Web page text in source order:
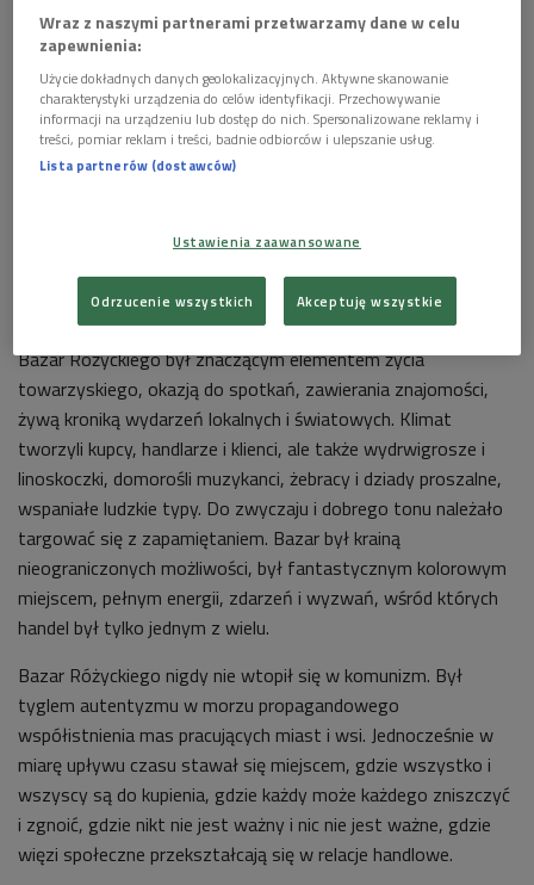
Kercelak - przedwojenny bazar na Woli
Bazar Różyckiego był znaczącym elementem życia
towarzyskiego, okazją do spotkań, zawierania znajomości,
żywą kroniką wydarzeń lokalnych i światowych. Klimat
tworzyli kupcy, handlarze i klienci, ale także wydrwigrosze i
linoskoczki, domorośli muzykanci, żebracy i dziady proszalne,
wspaniałe ludzkie typy. Do zwyczaju i dobrego tonu należało
targować się z zapamiętaniem. Bazar był krainą
nieograniczonych możliwości, był fantastycznym kolorowym
miejscem, pełnym energii, zdarzeń i wyzwań, wśród których
handel był tylko jednym z wielu.
Bazar Różyckiego nigdy nie wtopił się w komunizm. Był
tyglem autentyzmu w morzu propagandowego
współistnienia mas pracujących miast i wsi. Jednocześnie w
miarę upływu czasu stawał się miejscem, gdzie wszystko i
wszyscy są do kupienia, gdzie każdy może każdego zniszczyć
i zgnoić, gdzie nikt nie jest ważny i nic nie jest ważne, gdzie
więzi społeczne przekształcają się w relacje handlowe.
Wraz z naszymi partnerami przetwarzamy dane w celu
zapewnienia:
Użycie dokładnych danych geolokalizacyjnych. Aktywne skanowanie
charakterystyki urządzenia do celów identyfikacji. Przechowywanie
informacji na urządzeniu lub dostęp do nich. Spersonalizowane reklamy i
treści, pomiar reklam i treści, badnie odbiorców i ulepszanie usług.
Lista partnerów (dostawców)
Ustawienia zaawansowane
Odrzucenie wszystkich Akceptuję wszystkie